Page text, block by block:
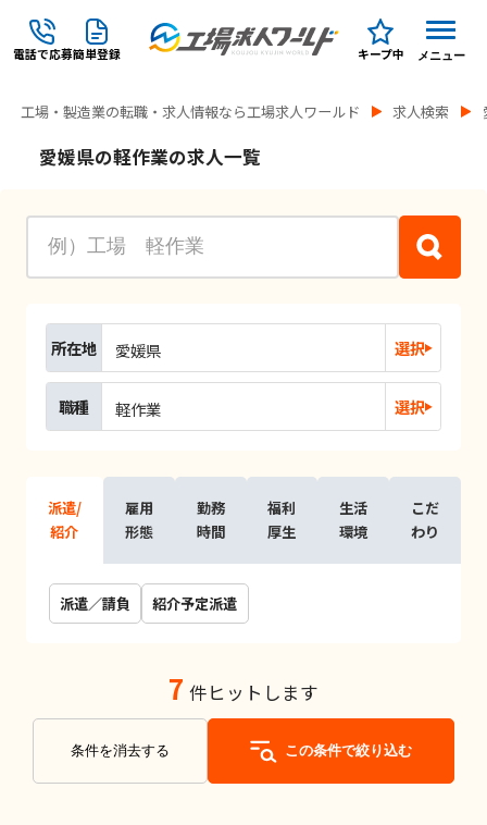
電話で応募簡単登録 キープ中 メニュー
工場・製造業の転職・求人情報なら工場求人ワールド 求人検索
愛媛県の軽作業の求人一覧
所在地 愛媛県 選択
職種 軽作業 選択
派遣/
紹介
雇用
形態
勤務
時間
福利
厚生
生活
環境
こだ
わり
派遣／請負 紹介予定派遣
7 件ヒットします
条件を消去する この条件で絞り込む